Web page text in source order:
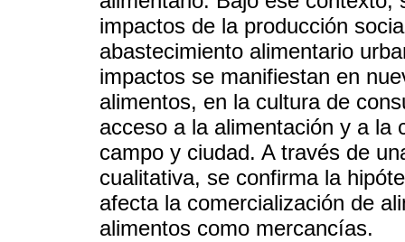
impactos de la producción
abastecimiento alimentario
impactos se manifiestan en
alimentos, en la cultura de
acceso a la alimentación y a la
campo y ciudad. A través de
cualitativa, se confirma la
afecta la comercialización de
alimentos como mercancías.